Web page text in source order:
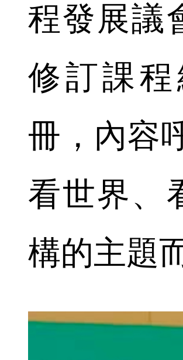
程發展議
修訂課
冊，內容
看世界、
構的主題